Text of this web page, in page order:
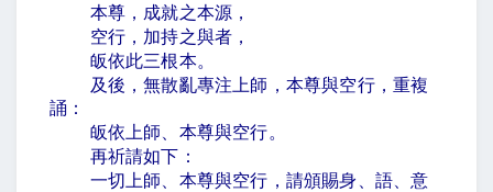
本尊，成就之本源，
空行，加持之與者，
皈依此三根本。
及後，無散亂專注上師，本尊與空行，重複
誦：
皈依上師、本尊與空行。
再祈請如下：
一切上師、本尊與空行，請頒賜身、語、意